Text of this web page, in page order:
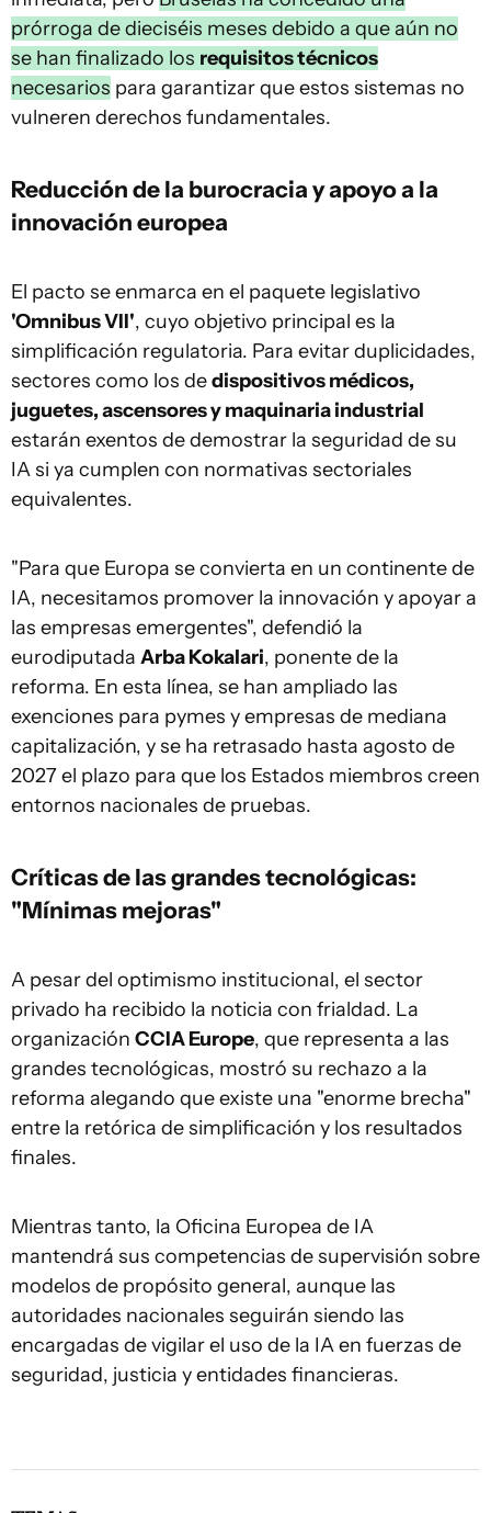
prórroga de dieciséis meses debido a que aún no
se han finalizado los requisitos técnicos
necesarios para garantizar que estos sistemas no
vulneren derechos fundamentales.
Reducción de la burocracia y apoyo a la
innovación europea
El pacto se enmarca en el paquete legislativo
'Omnibus VII', cuyo objetivo principal es la
simplificación regulatoria. Para evitar duplicidades,
sectores como los dedispositivos médicos,
juguetes, ascensores y maquinaria industrial
estarán exentos de demostrar la seguridad de su
IA si ya cumplen con normativas sectoriales
equivalentes.
"Para que Europa se convierta en un continente de
IA, necesitamos promover la innovación y apoyar a
las empresas emergentes", defendió la
eurodiputada Arba Kokalari, ponente de la
reforma. En esta línea, se han ampliado las
exenciones para pymes y empresas de mediana
capitalización, y se ha retrasado hasta agosto de
2027 el plazo para que los Estados miembros creen
entornos nacionales de pruebas.
Críticas de las grandes tecnológicas:
"Mínimas mejoras"
A pesar del optimismo institucional, el sector
privado ha recibido la noticia con frialdad. La
organización CCIA Europe, que representa a las
grandes tecnológicas, mostró su rechazo a la
reforma alegando que existe una "enorme brecha"
entre la retórica de simplificación y los resultados
finales.
Mientras tanto, la Oficina Europea de IA
mantendrá sus competencias de supervisión sobre
modelos de propósito general, aunque las
autoridades nacionales seguirán siendo las
encargadas de vigilar el uso de la IA en fuerzas de
seguridad, justicia y entidades financieras.